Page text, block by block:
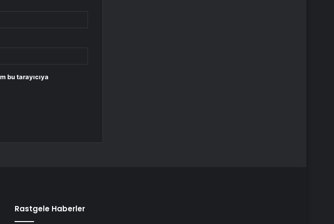
bu tarayıcıya
Rastgele Haberler